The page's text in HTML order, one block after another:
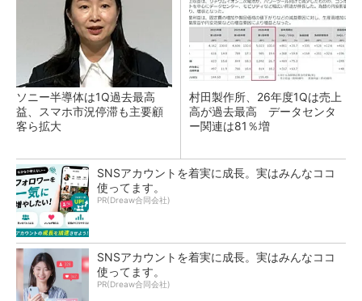
ソニー半導体は1Q過去最高
益、スマホ市況停滞も主要顧
客ら拡大
村田製作所、26年度1Qは売上
高が過去最高 データセンタ
ー関連は81％増
SNSアカウントを着実に成長。実はみんなココ
使ってます。
PR(Dreaw合同会社)
SNSアカウントを着実に成長。実はみんなココ
使ってます。
PR(Dreaw合同会社)